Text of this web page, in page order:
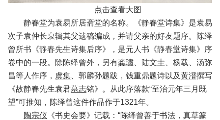
点击查看大图
静春堂为袁易所居斋堂的名称。《静春堂诗集》是袁易
次子袁仲长裒辑其父遗稿编成，并请父亲的好友题序。陈绎
曾所书《静春先生诗集后序》，是元人书《静春堂诗集》序
卷中的一段。除陈绎曾外，另有龚璛 、陆文圭、杨载、汤弥
昌等人作序， 虞集 、郭麟孙题跋，钱重鼎题诗以及黄溍撰写
《故静春先生袁君墓志铭》。从此序落款“至治元年三月既
望”可推知，陈绎曾这件作品作于1321年。
陶宗仪 《书史会要》记载：“陈绎曾善于书法，真草篆